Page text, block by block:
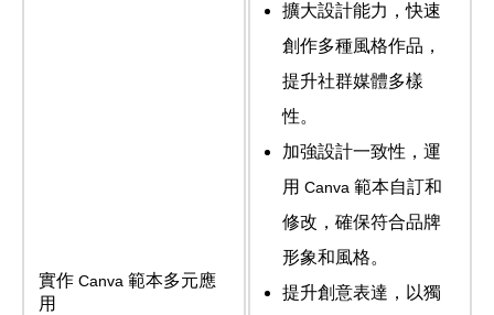
實作Canva 範本多元應
用
擴大設計能力，快速
創作多種風格作品，
提升社群媒體多樣
性。
加強設計一致性，運
用 Canva 範本自訂和
修改，確保符合品牌
形象和風格。
提升創意表達，以獨